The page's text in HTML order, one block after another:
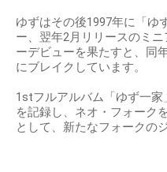
ゆずはその後1997年に「ゆ
ー、翌年2月リリースのミ
ーデビューを果たすと、同
にブレイクしています。
1stフルアルバム「ゆず一
を記録し、ネオ・フォーク
として、新たなフォークの